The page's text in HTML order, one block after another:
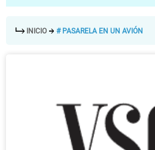
INICIO # PASARELA EN UN AVIÓN